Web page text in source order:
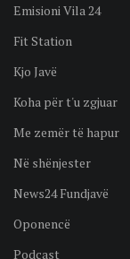
Emisioni Vila 24
Fit Station
Kjo Javë
Koha për t'u zgjuar
Me zemër të hapur
Në shënjester
News24 Fundjavë
Oponencë
Podcast